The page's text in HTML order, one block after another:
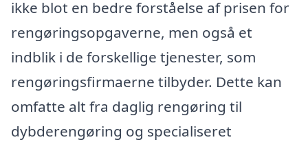
ikke blot en bedre forståelse af prisen for
rengøringsopgaverne, men også et
indblik i de forskellige tjenester, som
rengøringsfirmaerne tilbyder. Dette kan
omfatte alt fra daglig rengøring til
dybderengøring og specialiseret